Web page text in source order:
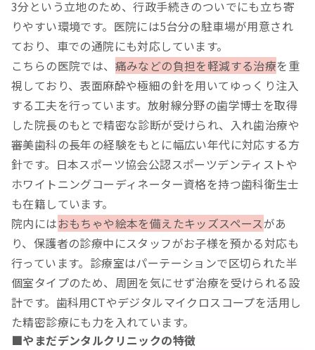
3分という立地のため、行政手続きのついでにも立ち寄
りやすい環境です。医院には5台分の駐車場が用意され
ており、車での通院にも対応しています。
こちらの医院では、 痛みなどの負担を軽減する治療を重
視しており、表面麻酔や極細の針を用いてゆっくり注入
する工夫を行っています。放射線分野の歯学博士を取得
した院長のもとで精密な診断が受けられ、入れ歯治療や
審美歯科の長年の経験をもとに幅広い年代に対応する方
針です。日本スポーツ協会公認スポーツデンティストや
ホワイトニングコーディネーター資格を持つ歯科衛生士
も在籍しています。
院内にはおもちゃや絵本を備えたキッズスペースがあ
り、保護者の診療中にスタッフがお子様を預かる対応も
行っています。診療室はパーテーションで区切られた半
個室タイプのため、周囲を気にせず治療を受けられる設
計です。歯科用CTやデジタルマイクロスコープを活用し
た精密診療にも力を入れています。
■やまだデンタルクリニックの特徴